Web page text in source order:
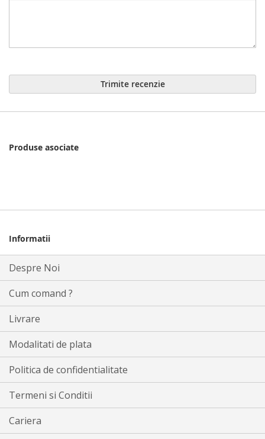
Trimite recenzie
Produse asociate
Informatii
Despre Noi
Cum comand ?
Livrare
Modalitati de plata
Politica de confidentialitate
Termeni si Conditii
Cariera